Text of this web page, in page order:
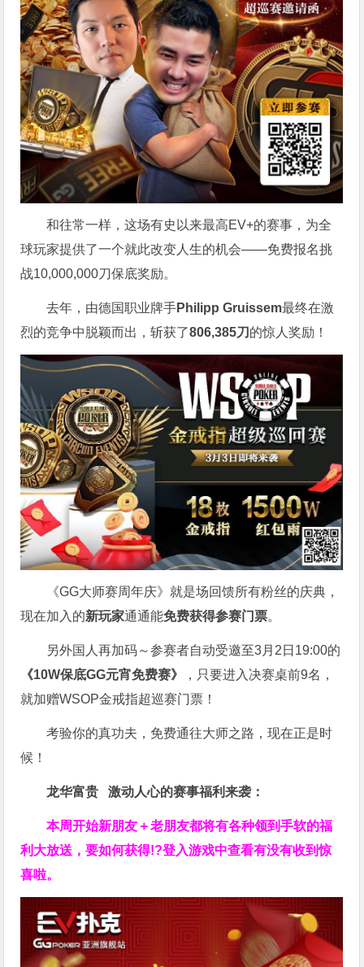
和往常一样，这场有史以来最高EV+的赛事，为全
球玩家提供了一个就此改变人生的机会——免费报名挑
战10,000,000刀保底奖励。
去年，由德国职业牌手Philipp Gruissem最终在激
烈的竞争中脱颖而出，斩获了806,385刀 的惊人奖励！
《GG大师赛周年庆》就是场回馈所有粉丝的庆典，
现在加入的新玩家通通能免费获得参赛门票。
另外国人再加码～参赛者自动受邀至3月2日19:00的
《10W保底GG元宵免费赛》
，只要进入决赛桌前9名，
就加赠WSOP金戒指超巡赛门票！
考验你的真功夫，免费通往大师之路，现在正是时
候！
龙华富贵 激动人心的赛事福利来袭：
本周开始新朋友＋老朋友都将有各种领到手软的福
利大放送，要如何获得!?登入游戏中查看有没有收到惊
喜啦。